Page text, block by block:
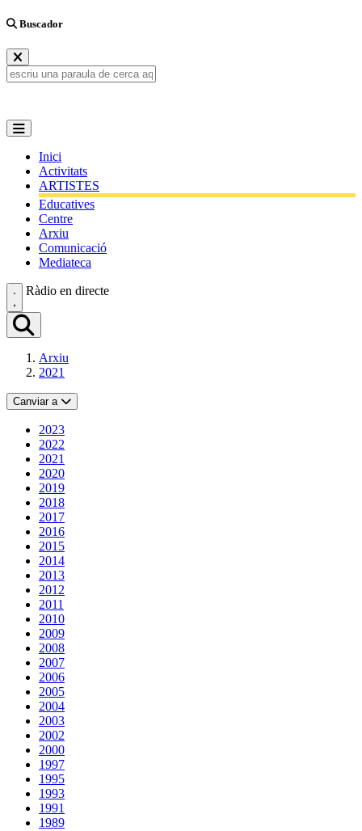
Buscador
Inici
Activitats
ARTISTES
Educatives
Centre
Arxiu
Comunicació
Mediateca
Ràdio en directe
Arxiu
2021
Canviar a
2023
2022
2021
2020
2019
2018
2017
2016
2015
2014
2013
2012
2011
2010
2009
2008
2007
2006
2005
2004
2003
2002
2000
1997
1995
1993
1991
1989